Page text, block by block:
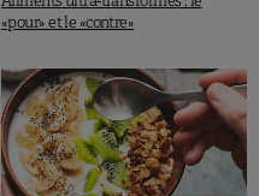
«pour» et le «contre»